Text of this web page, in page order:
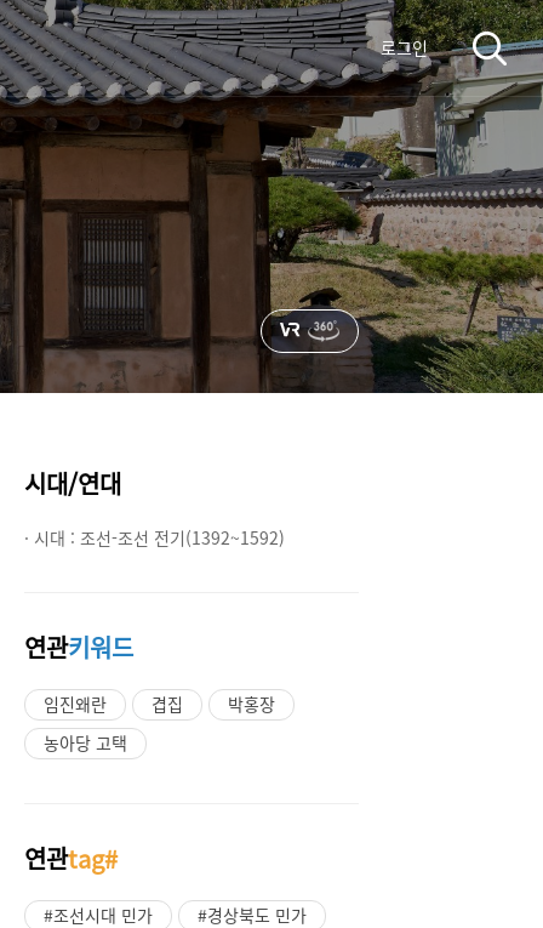
로그인
시대/연대
· 시대 : 조선-조선 전기(1392~1592)
연관키워드
임진왜란 겹집
박홍장
농아당 고택
연관tag#
#조선시대 민가
#경상북도 민가